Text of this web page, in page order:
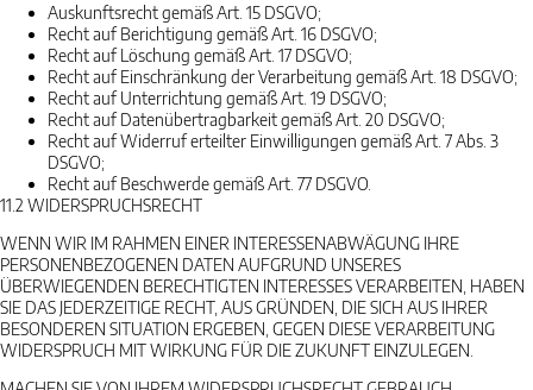
Auskunftsrecht gemäß Art. 15 DSGVO;
Recht auf Berichtigung gemäß Art. 16 DSGVO;
Recht auf Löschung gemäß Art. 17 DSGVO;
Recht auf Einschränkung der Verarbeitung gemäß Art. 18 DSGVO;
Recht auf Unterrichtung gemäß Art. 19 DSGVO;
Recht auf Datenübertragbarkeit gemäß Art. 20 DSGVO;
Recht auf Widerruf erteilter Einwilligungen gemäß Art. 7 Abs. 3
DSGVO;
Recht auf Beschwerde gemäß Art. 77 DSGVO.
11.2 WIDERSPRUCHSRECHT
WENN WIR IM RAHMEN EINER INTERESSENABWÄGUNG IHRE
PERSONENBEZOGENEN DATEN AUFGRUND UNSERES
ÜBERWIEGENDEN BERECHTIGTEN INTERESSES VERARBEITEN, HABEN
SIE DAS JEDERZEITIGE RECHT, AUS GRÜNDEN, DIE SICH AUS IHRER
BESONDEREN SITUATION ERGEBEN, GEGEN DIESE VERARBEITUNG
WIDERSPRUCH MIT WIRKUNG FÜR DIE ZUKUNFT EINZULEGEN.